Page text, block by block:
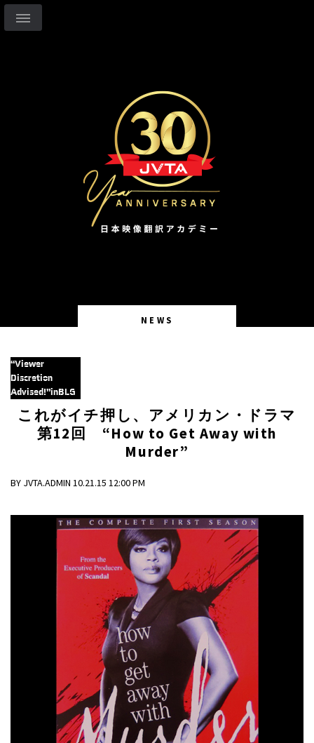
NEWS
“Viewer
Discretion
Advised!”inBLG
これがイチ押し、アメリカン・ドラマ
第12回 “How to Get Away with
Murder”
BY JVTA.ADMIN 10.21.15 12:00 PM